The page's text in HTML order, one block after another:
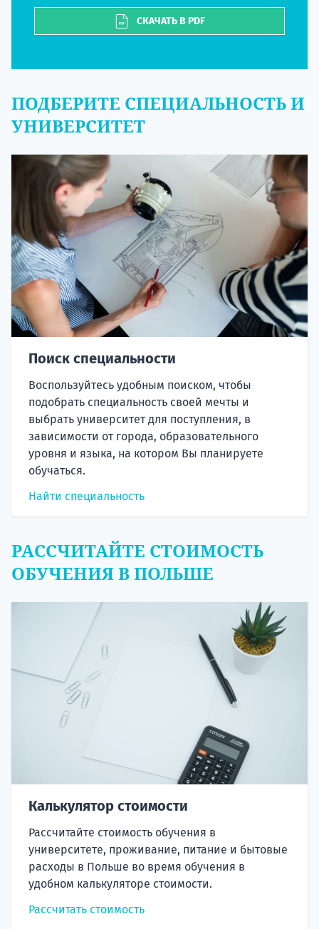
СКАЧАТЬ В PDF
ПОДБЕРИТЕ СПЕЦИАЛЬНОСТЬ И
УНИВЕРСИТЕТ
Поиск специальности
Воспользуйтесь удобным поиском, чтобы
подобрать специальность своей мечты и
выбрать университет для поступления, в
зависимости от города, образовательного
уровня и языка, на котором Вы планируете
обучаться.
Найти специальность
РАССЧИТАЙТЕ СТОИМОСТЬ
ОБУЧЕНИЯ В ПОЛЬШЕ
Калькулятор стоимости
Рассчитайте стоимость обучения в
университете, проживание, питание и бытовые
расходы в Польше во время обучения в
удобном калькуляторе стоимости.
Рассчитать стоимость